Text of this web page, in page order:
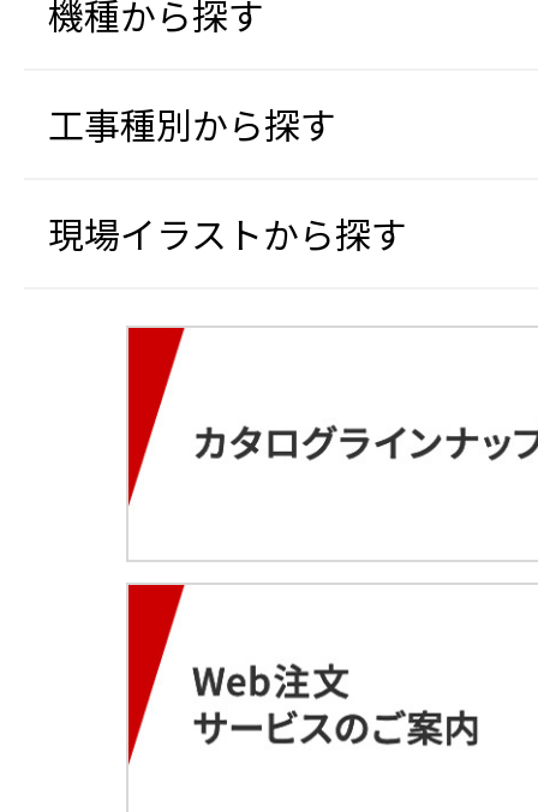
機種から探す
工事種別から探す
現場イラストから探す